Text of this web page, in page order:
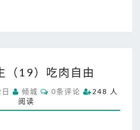
味
生
（
（19）吃肉自由
倾城
C
O
M
0条评论
248 人
阅读